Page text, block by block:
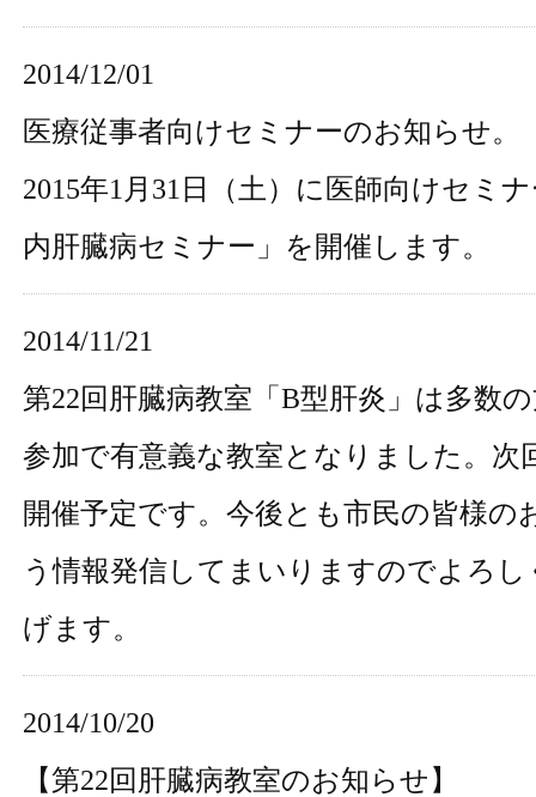
2014/12/01
医療従事者向けセミナーのお知らせ。
2015年1月31日（土）に医師向けセミ
内肝臓病セミナー 」を開催します。
2014/11/21
第22回肝臓病教室「B型肝炎」は多数
参加で有意義な教室となりました。次
開催予定です。今後とも市民の皆様の
う情報発信してまいりますのでよろ
げます。
2014/10/20
【第22回肝臓病教室のお知らせ】